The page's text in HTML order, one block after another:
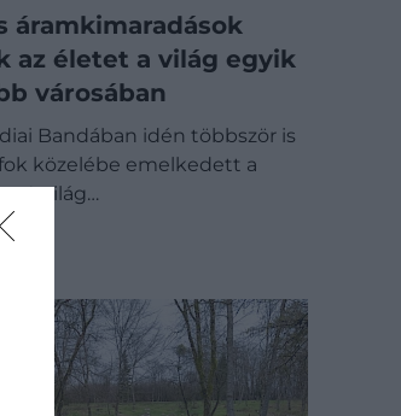
áramkimaradások
az életet a világ egyik
városában
Bandában idén többször is
közelébe emelkedett a
A világ…